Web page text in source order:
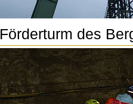
Förderturm des